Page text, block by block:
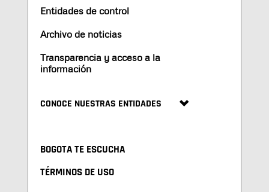
Entidades de control
Archivo de noticias
Transparencia y acceso a la
información
CONOCE NUESTRAS ENTIDADES
BOGOTA TE ESCUCHA
TÉRMINOS DE USO